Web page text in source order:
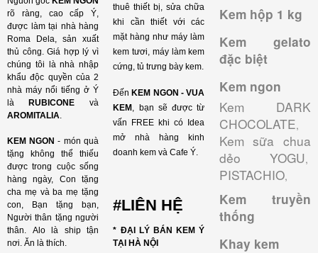
rõ ràng, cao cấp Ý,
được làm tại nhà hàng
Roma Dela, sản xuất
thủ công. Giá hợp lý vì
chúng tôi là nhà nhập
khẩu độc quyền của 2
nhà máy nổi tiếng ở Ý
là
RUBICONE và
AROMITALIA.
KEM NGON - món quà
tặng không thể thiếu
được trong cuộc sống
hàng ngày, Con tặng
cha mẹ và ba mẹ tặng
con, Bạn tặng bạn,
Người thân tặng người
thân. Alo là ship tận
nơi. Ăn là thích.
thuê thiết bị, sửa chữa
khi cần thiết với các
mặt hàng như máy làm
kem tươi, máy làm kem
cứng, tủ trưng bày kem.
Đến KEM NGON - VUA
KEM , bạn sẽ được từ
vấn FREE khi có Idea
mở nhà hàng kinh
doanh kem và Cafe Ý.
#LIÊN HỆ
* ĐẠI LÝ BÁN KEM Ý
TẠI HÀ NỘI
Kem hộp 1 kg
Kem gelato
đặc biệt
Kem ngon
Kem DARK
CHOCOLATE,
Kem sữa chua
dẻo YOGU,
PISTACHIO,
Kem truyền
thống
Khay kem